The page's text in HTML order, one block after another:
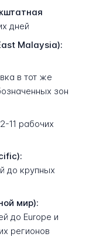
дней
Malaysia):
в тот же
зон
2-11 рабочих
до крупных
мир):
до Europe и
регионов